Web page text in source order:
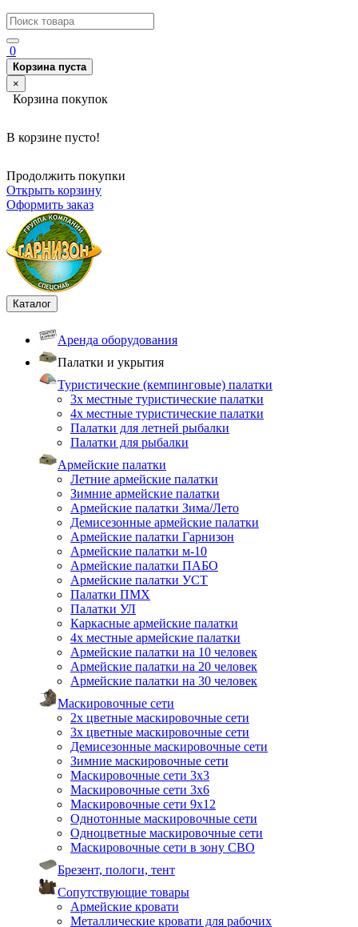
0
Корзина пуста
×
Корзина покупок
В корзине пусто!
Продолжить покупки
Открыть корзину
Оформить заказ
Каталог
Аренда оборудования
Палатки и укрытия
Туристические (кемпинговые) палатки
3х местные туристические палатки
4х местные туристические палатки
Палатки для летней рыбалки
Палатки для рыбалки
Армейские палатки
Летние армейские палатки
Зимние армейские палатки
Армейские палатки Зима/Лето
Демисезонные армейские палатки
Армейские палатки Гарнизон
Армейские палатки м-10
Армейские палатки ПАБО
Армейские палатки УСТ
Палатки ПМХ
Палатки УЛ
Каркасные армейские палатки
4х местные армейские палатки
Армейские палатки на 10 человек
Армейские палатки на 20 человек
Армейские палатки на 30 человек
Маскировочные сети
2х цветные маскировочные сети
3х цветные маскировочные сети
Демисезонные маскировочные сети
Зимние маскировочные сети
Маскировочные сети 3х3
Маскировочные сети 3х6
Маскировочные сети 9х12
Однотонные маскировочные сети
Одноцветные маскировочные сети
Маскировочные сети в зону СВО
Брезент, пологи, тент
Сопутствующие товары
Армейские кровати
Металлические кровати для рабочих